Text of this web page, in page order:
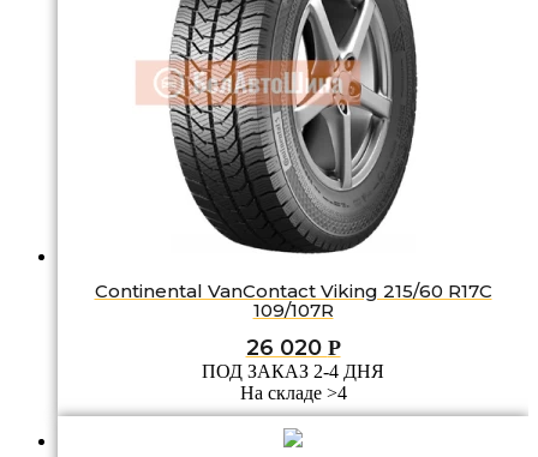
Continental VanContact Viking 215/60 R17C
109/107R
26 020 Р
ПОД ЗАКАЗ 2-4 ДНЯ
На складе >4